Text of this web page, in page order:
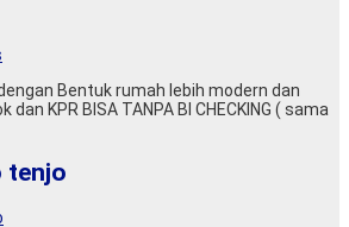
Bentuk rumah lebih modern dan
KPR BISA TANPA BI CHECKING ( sama
tenjo